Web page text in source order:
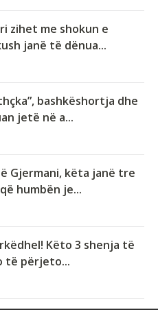
zihet me shokun e
janë të dënua...
bashkëshortja dhe
jetë në a...
Gjermani, këta janë tre
humbën je...
Këto 3 shenja të
të përjeto...